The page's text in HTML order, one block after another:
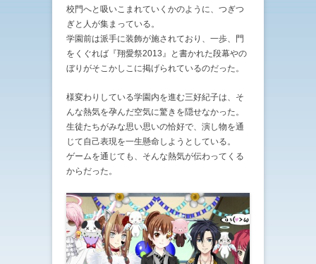
校門へと吸いこまれていくかのように、つぎつ
ぎと人が集まっている。
学園前は派手に装飾が施されており、一歩、門
をくぐれば『翔愛祭2013』と書かれた段幕やの
ぼりがそこかしこに掲げられているのだった。
様変わりしている学園内を進む三好紀子は、そ
んな熱気を孕んだ空気に驚きを隠せなかった。
生徒たちがみな思い思いの恰好で、演し物を通
じて自己表現を一生懸命しようとしている。
ゲームを通じても、そんな熱気が伝わってくる
からだった。